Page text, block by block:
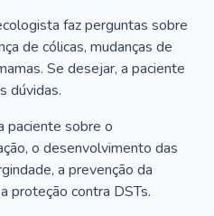
faz perguntas sobre
de cólicas, mudanças de
Se desejar, a paciente
dúvidas.
paciente sobre o
o desenvolvimento das
a prevenção da
proteção contra DSTs.